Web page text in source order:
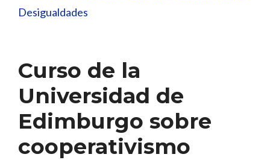
Desigualdades
Curso de la
Universidad de
Edimburgo sobre
cooperativismo